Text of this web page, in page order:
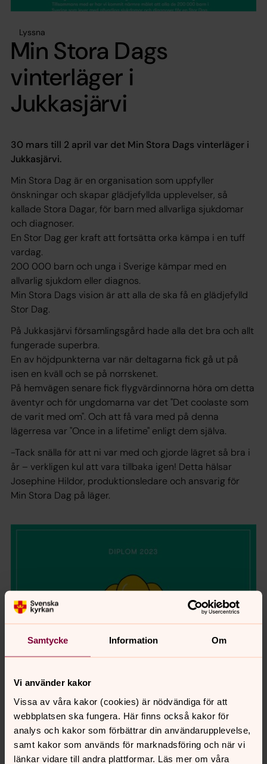
Samtycke Information Om
Vi använder kakor
Vissa av våra kakor (cookies) är nödvändiga för att
webbplatsen ska fungera. Här finns också kakor för
analys och kakor som förbättrar din användarupplevelse,
samt kakor som används för marknadsföring och när vi
länkar vidare till andra plattformar. Läs mer om våra
Lyssna
Min Stora Dags
vinterläger i
Jukkasjärvi
30 mars till 2 april var det Min Stora Dags vinterläger i
Jukkasjärvi.
Min Stora Dag är en organisation som uppfyller
önskningar och skapar glädjefyllda upplevelser, så
kallade Stora Dagar, för barn med allvarliga sjukdomar
och diagnoser.
En Stor Dag ger kraft att fortsätta orka kämpa i en tuff
vardag.
200 000 barn och unga i Sverige kämpar med en
allvarlig sjukdom eller diagnos.
Min Stora Dags vision är att alla de ska få en glädjefylld
Stor Dag.
På Jukkasjärvi församlingsgård hade alla det bra och allt
fungerade superbra.
En av höjdpunkterna var när deltagarna fick gå ut på
isen en kväll och se på norrskenet.
På hemvägen senare fick flygvärdinnorna höra om detta
äventyr och för ungdomarna var det "Det coolaste som
de varit med om". Och att få vara med på denna
lägerresa var "Once in a lifetime" enligt dem själva.
-Tack snälla för att ni var med och gjorde lägret så bra i
år – verkligen kul att vara tillbaka igen! Detta hälsar
Josephine Hildor, produktionsledare och ansvarig för
Min Stora Dag på läger.